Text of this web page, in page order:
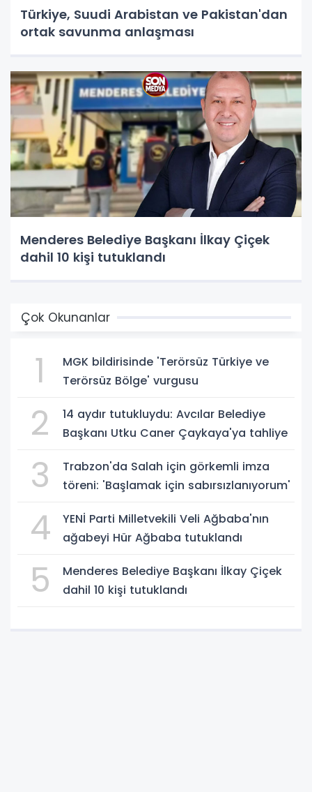
Türkiye, Suudi Arabistan ve Pakistan'dan
ortak savunma anlaşması
Menderes Belediye Başkanı İlkay Çiçek
dahil 10 kişi tutuklandı
Çok Okunanlar
1
MGK bildirisinde 'Terörsüz Türkiye ve
Terörsüz Bölge' vurgusu
2
14 aydır tutukluydu: Avcılar Belediye
Başkanı Utku Caner Çaykaya'ya tahliye
3
Trabzon'da Salah için görkemli imza
töreni: 'Başlamak için sabırsızlanıyorum'
4
YENİ Parti Milletvekili Veli Ağbaba'nın
ağabeyi Hür Ağbaba tutuklandı
5
Menderes Belediye Başkanı İlkay Çiçek
dahil 10 kişi tutuklandı